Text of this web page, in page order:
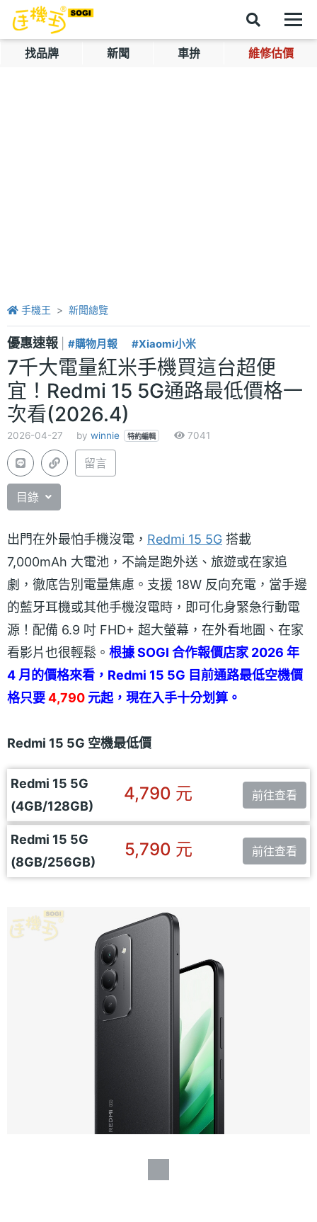
找品牌 新聞 車拚 維修估價
手機王 新聞總覽
優惠速報 #購物月報 #Xiaomi小米
7千大電量紅米手機買這台超便
宜！Redmi 15 5G通路最低價格一
次看(2026.4)
2026-04-27 by winnie 特約編輯 7041
留言
目錄
出門在外最怕手機沒電， Redmi 15 5G 搭載
7,000mAh 大電池，不論是跑外送、旅遊或在家追
劇，徹底告別電量焦慮。支援 18W 反向充電，當手邊
的藍牙耳機或其他手機沒電時，即可化身緊急行動電
源！配備 6.9 吋 FHD+ 超大螢幕，在外看地圖、在家
看影片也很輕鬆。 根據 SOGI 合作報價店家 2026 年
4 月的價格來看，Redmi 15 5G 目前通路最低空機價
格只要4,790 元起，現在入手十分划算。
Redmi 15 5G 空機最低價
Redmi 15 5G
(4GB/128GB)
4,790 元 前往查看
Redmi 15 5G
(8GB/256GB)
5,790 元 前往查看